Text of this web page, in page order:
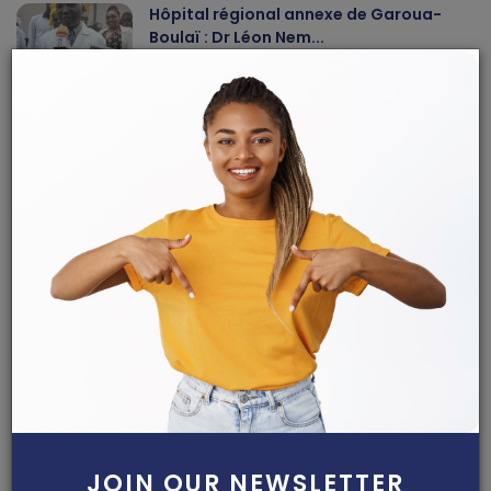
JOIN OUR NEWSLETTER
Hôpital régional annexe de Garoua-
Boulaï : Dr Léon Nem...
Nkoulou Nkoulou Ninon Rosine décroche
son doctorat PhD ...
Dilan KENNE Jul 31, 2026
ARTICLES RECOMMANDÉS
Articles Sponsorisés